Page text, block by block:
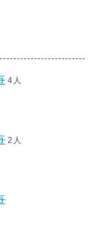
4人
2人